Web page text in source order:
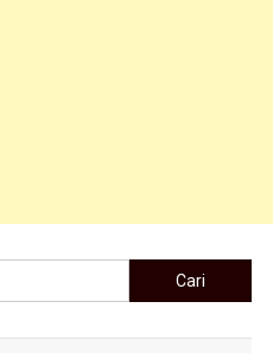
Cari untuk: